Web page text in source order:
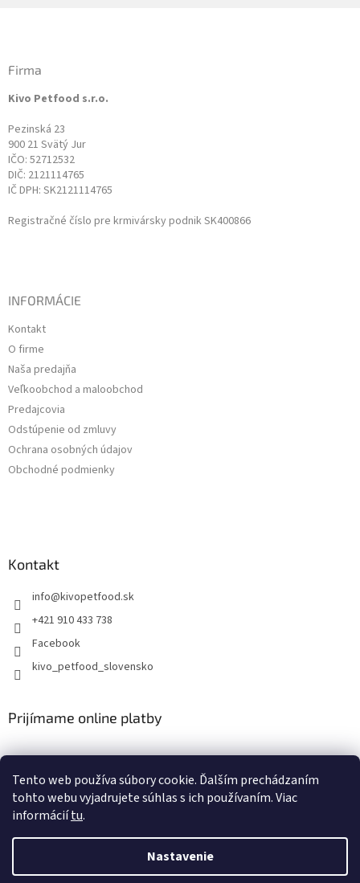
Tento web používa súbory cookie. Ďalším prechádzaním
tohto webu vyjadrujete súhlas s ich používaním. Viac
informáciítu.
Nastavenie
Firma
Kivo Petfood s.r.o.
Pezinská 23
900 21 Svätý Jur
IČO: 52712532
DIČ: 2121114765
IČ DPH: SK2121114765
Registračné číslo pre krmivársky podnik SK400866
INFORMÁCIE
Kontakt
O firme
Naša predajňa
Veľkoobchod a maloobchod
Predajcovia
Odstúpenie od zmluvy
Ochrana osobných údajov
Obchodné podmienky
Kontakt
info@kivopetfood.sk
+421 910 433 738
Facebook
kivo_petfood_slovensko
Prijímame online platby
Copyright 2026Doprajte svojim štvornohým miláčikom